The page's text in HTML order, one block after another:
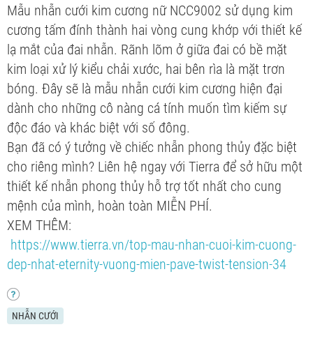
Mẫu nhẫn cưới kim cương nữ NCC9002 sử dụng kim
cương tấm đính thành hai vòng cung khớp với thiết kế
lạ mắt của đai nhẫn. Rãnh lõm ở giữa đai có bề mặt
kim loại xử lý kiểu chải xước, hai bên rìa là mặt trơn
bóng. Đây sẽ là mẫu nhẫn cưới kim cương hiện đại
dành cho những cô nàng cá tính muốn tìm kiếm sự
độc đáo và khác biệt với số đông.
Bạn đã có ý tưởng về chiếc nhẫn phong thủy đặc biệt
cho riêng mình? Liên hệ ngay với Tierra để sở hữu một
thiết kế nhẫn phong thủy hỗ trợ tốt nhất cho cung
mệnh của mình, hoàn toàn MIỄN PHÍ.
XEM THÊM:
https://www.tierra.vn/top-mau-nhan-cuoi-kim-cuong-
dep-nhat-eternity-vuong-mien-pave-twist-tension-34
NHẪN CƯỚI